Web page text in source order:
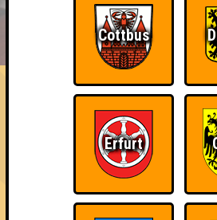
HIGHSCORE
FAQ ÜBER
Ohne Ahnung, aber mit
Errungenschaften
Kleiner Hinweis: bei uns sind Teams,
verlieren, trotzdem auf dem 1. Platz -
schließlich verdient! Entsprechend
Errungenschaften für den 1. Platz.
Cottbus
Erfurt